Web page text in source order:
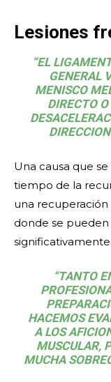
Lesiones
“EL
GENERAL
MENISCO
DIRECTO
Una causa que
tiempo de la
una recuperación
donde se
“TANTO
HACEMOS
A LOS
MUSCULAR,
MUCHA